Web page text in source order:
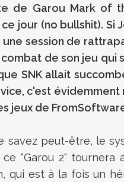
de Garou Mark of
jour (no bullshit).
session de
de son jeu qui
SNK allait
c'est évidemment
jeux de
savez peut-être, le
"Garou 2" tournera
qui est à la fois un